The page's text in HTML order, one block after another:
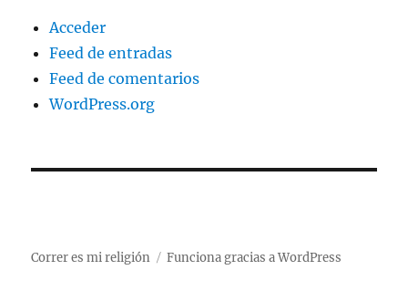
Acceder
Feed de entradas
Feed de comentarios
WordPress.org
Correr es mi religión Funciona gracias a WordPress